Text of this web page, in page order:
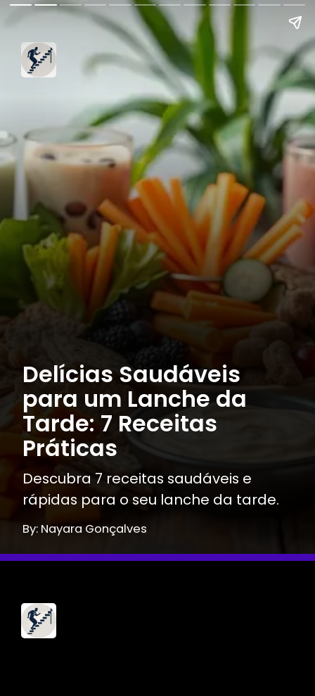
Delícias Saudáveis
para um Lanche da
Tarde: 7 Receitas
Práticas
Descubra 7 receitas saudáveis e
rápidas para o seu lanche da tarde.
By: Nayara Gonçalves